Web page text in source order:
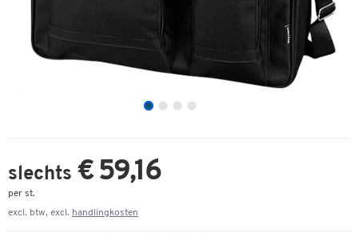
slechts € 59,16
per st.
excl. btw, excl. handlingkosten